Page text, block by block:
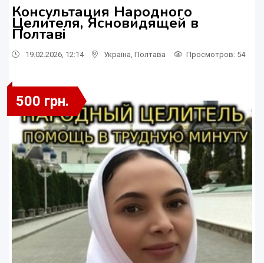
Консультация Народного
Целителя, Ясновидящей в
Полтаві
19.02.2026, 12:14 Україна Полтава Просмотров: 54
500 грн.